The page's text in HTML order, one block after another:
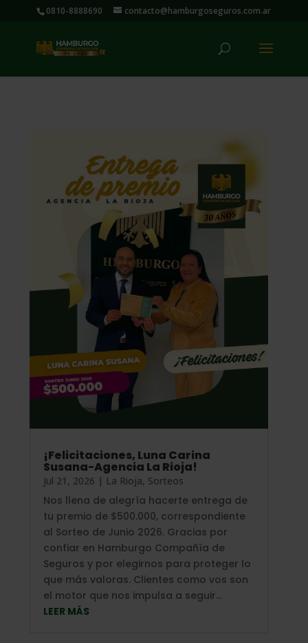
0810-8888690 contacto@hamburgoseguros.com.ar
¡Felicitaciones, Luna Carina
Susana-Agencia La Rioja!
Jul 21, 2026 | La Rioja, Sorteos
Nos llena de alegría hacerte entrega de
tu premio de $500.000, correspondiente
al Sorteo de Junio 2026. Gracias por
confiar en Hamburgo Compañía de
Seguros y por elegirnos para proteger lo
que más valoras. Clientes como vos son
el motor que nos impulsa a seguir...
LEER MÁS